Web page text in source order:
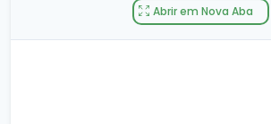
Abrir em Nova Aba